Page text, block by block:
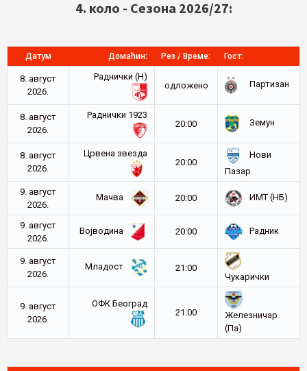
4. коло - Сезона 2026/27:
Датум Домаћин: Рез / Време: Гост:
8. август
2026.
Раднички (Н)
oдложено
Партизан
8. август
2026.
Раднички 1923
20:00
Земун
8. август
2026.
Црвена звезда
20:00
Нови
Пазар
9. август
2026.
Мачва 20:00 ИМТ (НБ)
9. август
2026.
Војводина 20:00 Радник
9. август
2026.
Младост
21:00
Чукарички
9. август
2026.
ОФК Београд
21:00
Железничар
(Па)